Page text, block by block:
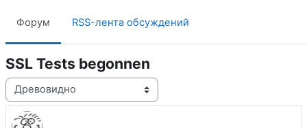
Форум RSS-лента обсуждений
SSL Tests begonnen
Режим отображения